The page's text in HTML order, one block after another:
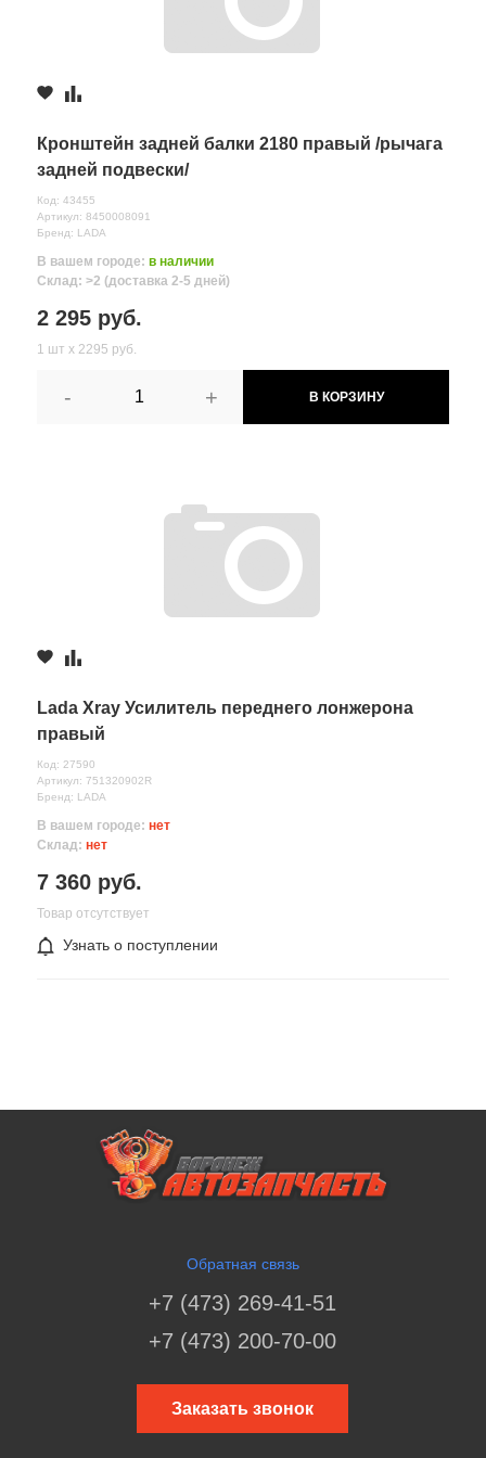
Кронштейн задней балки 2180 правый /рычага
задней подвески/
Код: 43455
Артикул: 8450008091
Бренд: LADA
В вашем городе: в наличии
Склад: >2 (доставка 2-5 дней)
2 295 руб.
1 шт х 2295 руб.
- + В КОРЗИНУ
Lada Xray Усилитель переднего лонжерона
правый
Код: 27590
Артикул: 751320902R
Бренд: LADA
В вашем городе: нет
Склад: нет
7 360 руб.
Товар отсутствует
Узнать о поступлении
Обратная связь
+7 (473) 269-41-51
+7 (473) 200-70-00
Заказать звонок